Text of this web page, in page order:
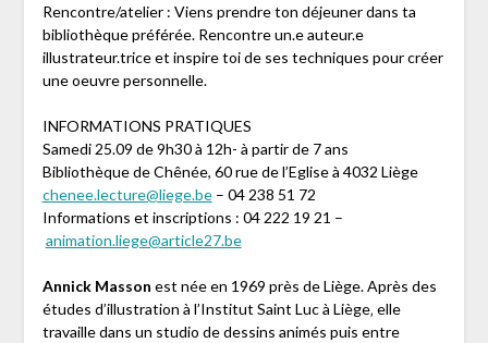
Rencontre/atelier : Viens prendre ton déjeuner dans ta
bibliothèque préférée. Rencontre un.e auteur.e
illustrateur.trice et inspire toi de ses techniques pour créer
une oeuvre personnelle.
INFORMATIONS PRATIQUES
Samedi 25.09 de 9h30 à 12h- à partir de 7 ans
Bibliothèque de Chênée, 60 rue de l’Eglise à 4032 Liège
chenee.lecture@liege.be– 04 238 51 72
Informations et inscriptions : 04 222 19 21 –
animation.liege@article27.be
Annick Masson est née en 1969 près de Liège. Après des
études d’illustration à l’Institut Saint Luc à Liège‚ elle
travaille dans un studio de dessins animés puis entre